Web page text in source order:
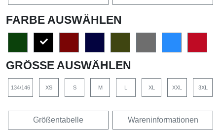
FARBE AUSWÄHLEN
GRÖSSE AUSWÄHLEN
134/146 XS S M L XL XXL 3XL
Größentabelle Wareninformationen